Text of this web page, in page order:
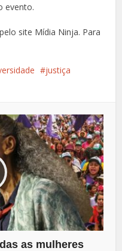
evento.
site Mídia Ninja. Para
justiça
as mulheres